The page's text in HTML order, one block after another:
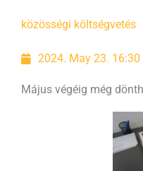
közösségi költségvetés
2024. May 23. 16:30
Május végéig még